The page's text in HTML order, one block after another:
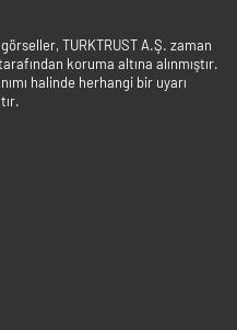
TURKTRUST A.Ş. zaman
koruma altına alınmıştır.
halinde herhangi bir uyarı